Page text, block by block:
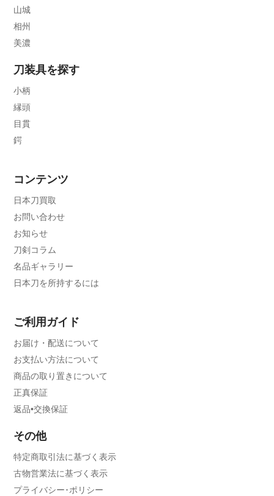
山城
相州
美濃
刀装具を探す
小柄
縁頭
目貫
鍔
コンテンツ
日本刀買取
お問い合わせ
お知らせ
刀剣コラム
名品ギャラリー
日本刀を所持するには
ご利用ガイド
お届け・配送について
お支払い方法について
商品の取り置きについて
正真保証
返品•交換保証
その他
特定商取引法に基づく表示
古物営業法に基づく表示
プライバシー･ポリシー